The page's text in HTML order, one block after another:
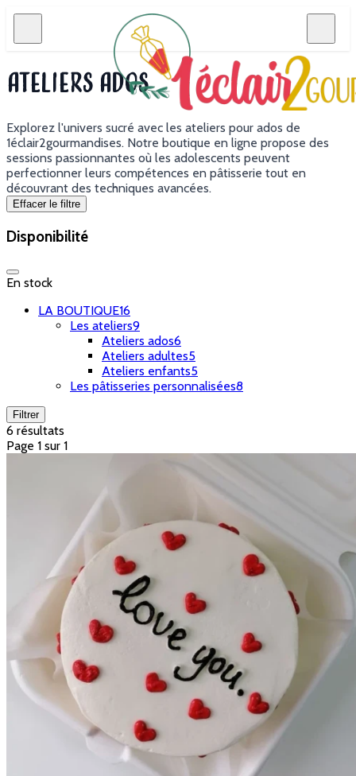
Ateliers ados
Explorez l'univers sucré avec les ateliers pour ados de
1éclair2gourmandises. Notre boutique en ligne propose des
sessions passionnantes où les adolescents peuvent
perfectionner leurs compétences en pâtisserie tout en
découvrant des techniques avancées.
Effacer le filtre
Disponibilité
En stock
LA BOUTIQUE16
Les ateliers9
Ateliers ados6
Ateliers adultes5
Ateliers enfants5
Les pâtisseries personnalisées8
Filtrer
6 résultats
Page 1 sur 1